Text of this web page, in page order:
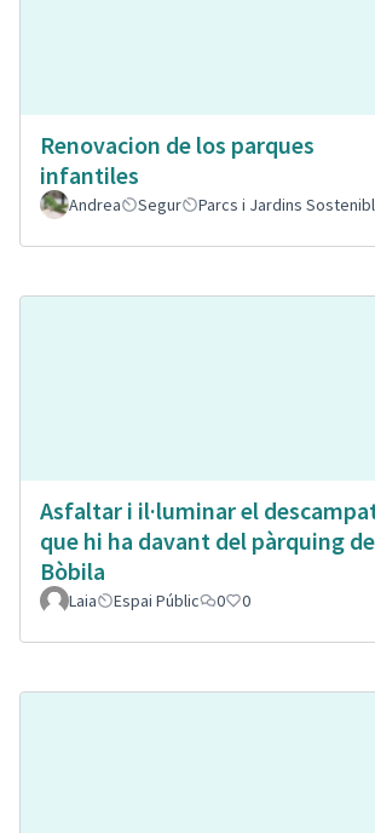
Renovacion de los parques
infantiles
Andrea Segur Parcs i Jardins
Asfaltar i il·luminar el
que hi ha davant del pàrquing
Bòbila
Laia Espai Públic 0 0